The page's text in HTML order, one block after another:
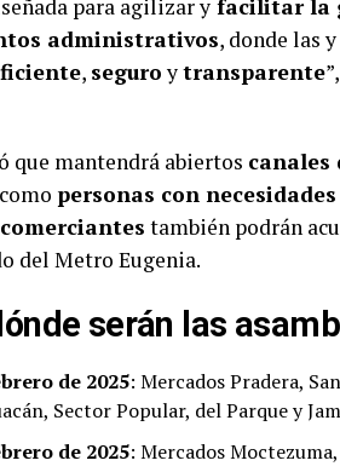
para agilizar y facilitar la
administrativos, donde las
, seguroytransparente
que mantendrá abiertos canales
como personas con
comerciantes también podrán
del Metro Eugenia.
serán las
de 2025: Mercados Pradera,
Sector Popular, del Parque y
de 2025: Mercados